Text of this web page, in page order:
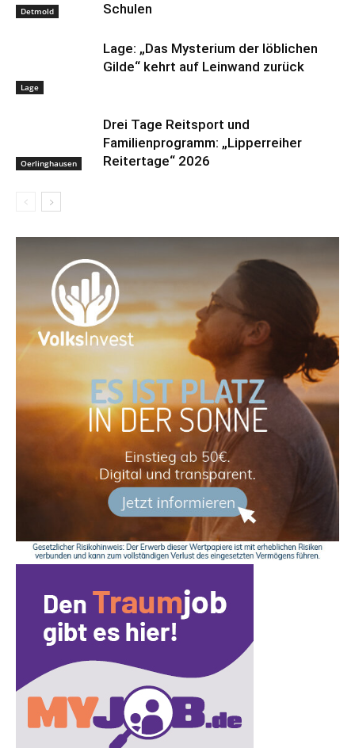
Detmold Schulen
Lage
Lage: „Das Mysterium der löblichen
Gilde“ kehrt auf Leinwand zurück
Oerlinghausen
Drei Tage Reitsport und
Familienprogramm: „Lipperreiher
Reitertage“ 2026